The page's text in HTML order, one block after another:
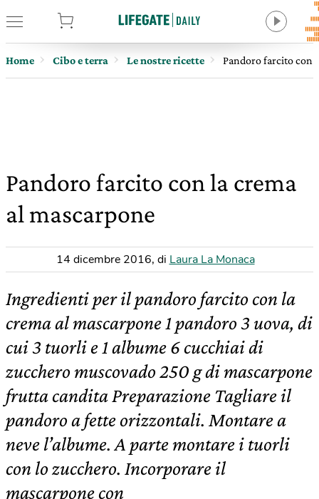
Home Cibo e terra Le nostre ricette Pandoro farcito con
Pandoro farcito con la crema
al mascarpone
14 dicembre 2016, di Laura La Monaca
Ingredienti per il pandoro farcito con la
crema al mascarpone 1 pandoro 3 uova, di
cui 3 tuorli e 1 albume 6 cucchiai di
zucchero muscovado 250 g di mascarpone
frutta candita Preparazione Tagliare il
pandoro a fette orizzontali. Montare a
neve l’albume. A parte montare i tuorli
con lo zucchero. Incorporare il
mascarpone con